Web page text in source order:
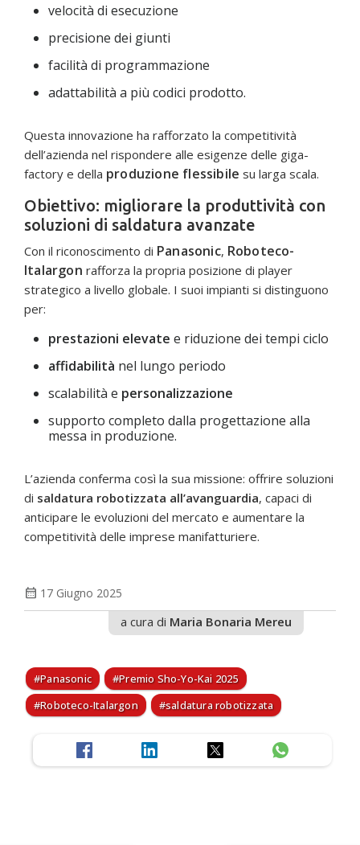
velocità di esecuzione
precisione dei giunti
facilità di programmazione
adattabilità a più codici prodotto.
Questa innovazione ha rafforzato la competitività
dell’azienda nel rispondere alle esigenze delle giga-
factory e della produzione flessibile su larga scala.
Obiettivo: migliorare la produttività con
soluzioni di saldatura avanzate
Con il riconoscimento di Panasonic, Roboteco-
Italargon rafforza la propria posizione di player
strategico a livello globale. I suoi impianti si distinguono
per:
prestazioni elevate e riduzione dei tempi ciclo
affidabilità nel lungo periodo
scalabilità e personalizzazione
supporto completo dalla progettazione alla
messa in produzione.
L’azienda conferma così la sua missione: offrire soluzioni
di saldatura robotizzata all’avanguardia, capaci di
anticipare le evoluzioni del mercato e aumentare la
competitività delle imprese manifatturiere.
calendar_month 17 Giugno 2025
a cura di Maria Bonaria Mereu
Panasonic
Premio Sho-Yo-Kai 2025
Roboteco-Italargon
saldatura robotizzata